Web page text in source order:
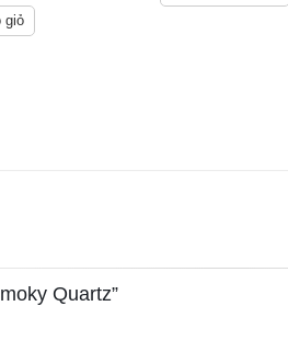
giỏ
Quartz”